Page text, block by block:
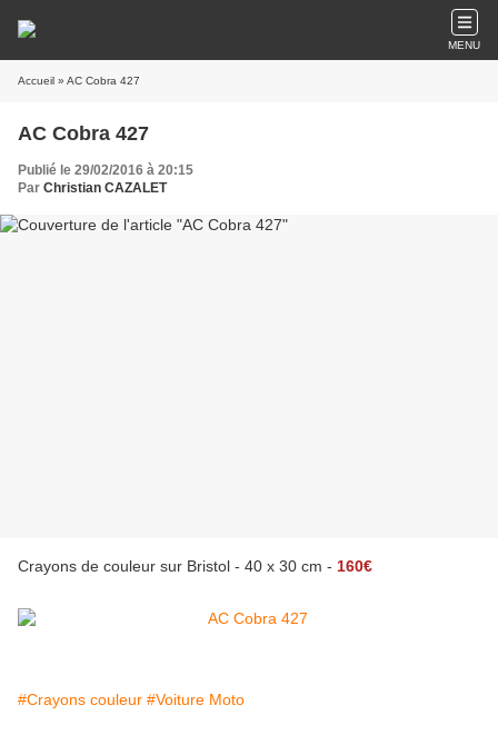
MENU
Accueil » AC Cobra 427
AC Cobra 427
Publié le 29/02/2016 à 20:15
Par Christian CAZALET
Crayons de couleur sur Bristol - 40 x 30 cm - 160€
#Crayons couleur #Voiture Moto